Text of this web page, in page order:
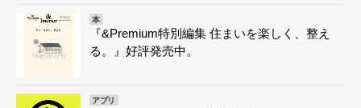
本
『&Premium特別編集 住まいを楽しく、整え
る。』好評発売中。
アプリ